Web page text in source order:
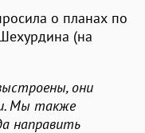
о планах по
(на
они
Мы также
направить